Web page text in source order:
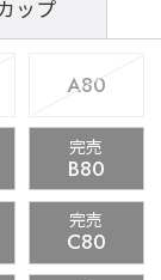
ップ
A80
完売
B80
完売
C80